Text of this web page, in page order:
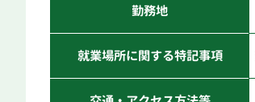
勤務地
就業場所に関する特記事項